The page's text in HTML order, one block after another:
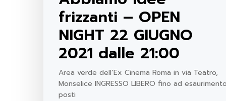
frizzanti – OPEN
NIGHT 22 GIUGNO
2021 dalle 21:00
Area verde dell’Ex Cinema Roma in via Teatro,
Monselice INGRESSO LIBERO fino ad
posti